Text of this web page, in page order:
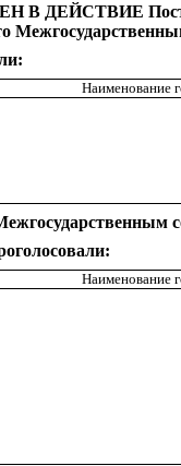
ДЕЙСТВИЕ
Наименование
Наименование